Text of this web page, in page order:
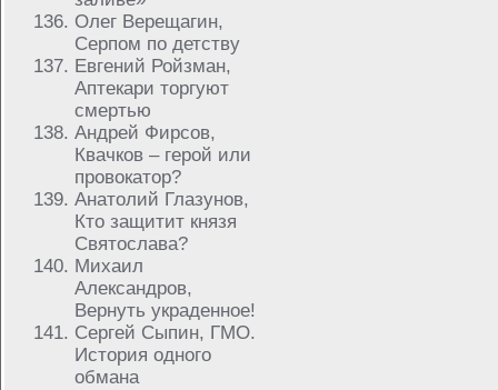
Олег Верещагин,
Серпом по детству
Евгений Ройзман,
Аптекари торгуют
смертью
Андрей Фирсов,
Квачков – герой или
провокатор?
Анатолий Глазунов,
Кто защитит князя
Святослава?
Михаил
Александров,
Вернуть украденное!
Сергей Сыпин, ГМО.
История одного
обмана